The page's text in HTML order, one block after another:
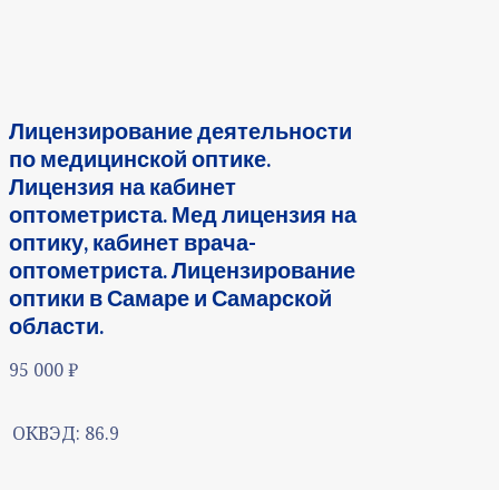
Лицензирование деятельности
по медицинской оптике.
Лицензия на кабинет
оптометриста. Мед лицензия на
оптику, кабинет врача-
оптометриста. Лицензирование
оптики в Самаре и Самарской
области.
95 000₽
ОКВЭД: 86.9